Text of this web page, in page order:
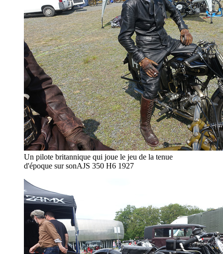
Un pilote britannique qui joue le jeu de la tenue
d'époque sur sonAJS 350 H6 1927